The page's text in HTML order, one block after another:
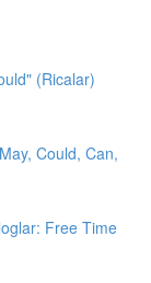
(Ricalar)
Could, Can,
Free Time